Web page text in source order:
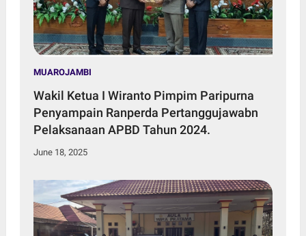
MUAROJAMBI
Wakil Ketua I Wiranto Pimpim Paripurna
Penyampain Ranperda Pertanggujawabn
Pelaksanaan APBD Tahun 2024.
June 18, 2025